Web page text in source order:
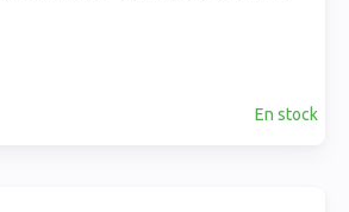
En stock